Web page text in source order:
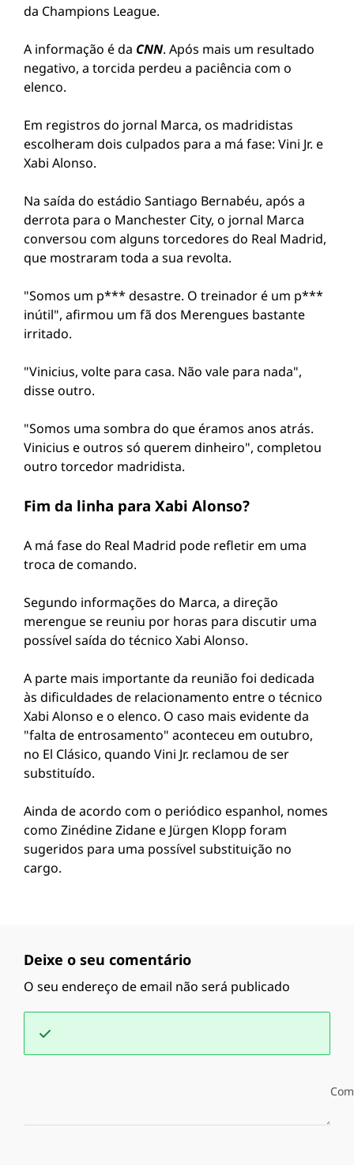
da Champions League.
A informação é da CNN. Após mais um resultado
negativo, a torcida perdeu a paciência com o
elenco.
Em registros do jornal Marca, os madridistas
escolheram dois culpados para a má fase: Vini Jr. e
Xabi Alonso.
Na saída do estádio Santiago Bernabéu, após a
derrota para o Manchester City, o jornal Marca
conversou com alguns torcedores do Real Madrid,
que mostraram toda a sua revolta.
"Somos um p*** desastre. O treinador é um p***
inútil", afirmou um fã dos Merengues bastante
irritado.
"Vinicius, volte para casa. Não vale para nada",
disse outro.
"Somos uma sombra do que éramos anos atrás.
Vinicius e outros só querem dinheiro", completou
outro torcedor madridista.
Fim da linha para Xabi Alonso?
A má fase do Real Madrid pode refletir em uma
troca de comando.
Segundo informações do Marca, a direção
merengue se reuniu por horas para discutir uma
possível saída do técnico Xabi Alonso.
A parte mais importante da reunião foi dedicada
às dificuldades de relacionamento entre o técnico
Xabi Alonso e o elenco. O caso mais evidente da
"falta de entrosamento" aconteceu em outubro,
no El Clásico, quando Vini Jr. reclamou de ser
substituído.
Ainda de acordo com o periódico espanhol, nomes
como Zinédine Zidane e Jürgen Klopp foram
sugeridos para uma possível substituição no
cargo.
Deixe o seu comentário
O seu endereço de email não será publicado